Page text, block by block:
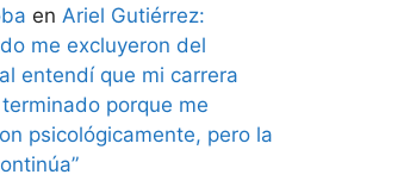
en Ariel Gutiérrez:
me excluyeron del
entendí que mi carrera
porque me
psicológicamente, pero la